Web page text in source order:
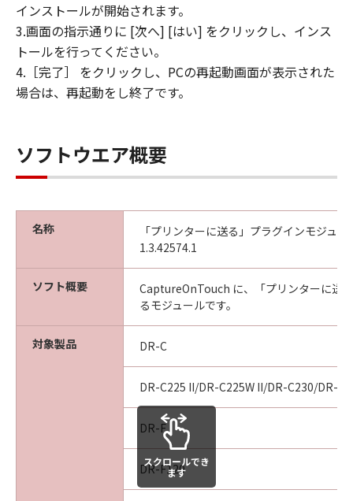
インストールが開始されます。
3.画面の指示通りに [次へ] [はい] をクリックし、インス
トールを行ってください。
4.［完了］ をクリックし、PCの再起動画面が表示された
場合は、再起動をし終了です。
ソフトウエア概要
名称
「プリンターに送る」プラグインモジュ
1.3.42574.1
ソフト概要
CaptureOnTouch に、「プリンターに送
るモジュールです。
対象製品 DR-C
DR-C225 II/DR-C225W II/DR-C230/DR-
DR-F
DR-F120
スクロールでき
ます